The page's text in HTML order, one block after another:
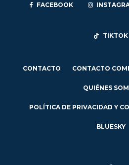
FACEBOOK
TIKTOK
CONTACTO CONTACTO
QUIÉNES
POLÍTICA DE PRIVACIDAD Y
BLUESKY